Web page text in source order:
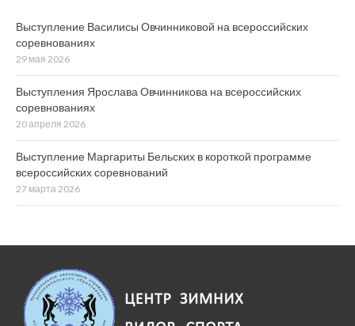
Выступление Василисы Овчинниковой на всероссийских
соревнованиях
29 мая 2026
Выступления Ярослава Овчинникова на всероссийских
соревнованиях
20 апреля 2026
Выступление Маргариты Бельских в короткой программе
всероссийских соревнований
27 марта 2026